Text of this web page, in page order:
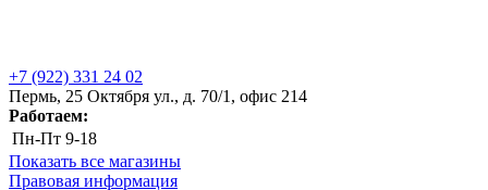
+7 (922) 331 24 02
Пермь, 25 Октября ул., д. 70/1, офис 214
Работаем:
Пн-Пт 9-18
Показать все магазины
Правовая информация